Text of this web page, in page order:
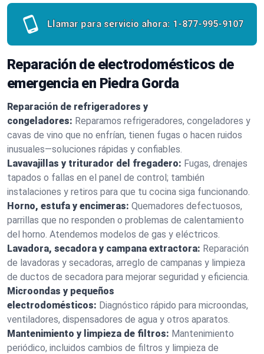
Llamar para servicio ahora: 1-877-995-9107
Reparación de electrodomésticos de
emergencia en Piedra Gorda
Reparación de refrigeradores y
congeladores: Reparamos refrigeradores, congeladores y
cavas de vino que no enfrían, tienen fugas o hacen ruidos
inusuales—soluciones rápidas y confiables.
Lavavajillas y triturador del fregadero: Fugas, drenajes
tapados o fallas en el panel de control; también
instalaciones y retiros para que tu cocina siga funcionando.
Horno, estufa y encimeras: Quemadores defectuosos,
parrillas que no responden o problemas de calentamiento
del horno. Atendemos modelos de gas y eléctricos.
Lavadora, secadora y campana extractora: Reparación
de lavadoras y secadoras, arreglo de campanas y limpieza
de ductos de secadora para mejorar seguridad y eficiencia.
Microondas y pequeños
electrodomésticos: Diagnóstico rápido para microondas,
ventiladores, dispensadores de agua y otros aparatos.
Mantenimiento y limpieza de filtros: Mantenimiento
periódico, incluidos cambios de filtros y limpieza de